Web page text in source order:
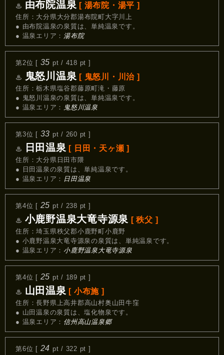
♨ 由布院温泉 [ 湯布院・湯平 ]
住所：大分県大分郡湯布院町大字川上
● 由布院温泉の泉質は、単純温泉です。
● 温泉エリア： 湯布院
第2位 [ 35 pt / 418 pt ]
♨
鬼怒川温泉 [ 鬼怒川・川治 ]
住所：栃木県塩谷郡藤原町滝・藤原
● 鬼怒川温泉の泉質は、単純温泉です。
● 温泉エリア： 鬼怒川温泉
第3位 [ 33 pt / 260 pt ]
♨
日田温泉 [ 日田・天ヶ瀬 ]
住所：大分県日田市隈
● 日田温泉の泉質は、単純温泉です。
● 温泉エリア： 日田温泉
第4位 [ 25 pt / 238 pt ]
♨ 小鹿野温泉大竜寺源泉 [ 秩父 ]
住所：埼玉県秩父郡小鹿野町小鹿野
● 小鹿野温泉大竜寺源泉の泉質は、単純温泉です。
● 温泉エリア： 小鹿野温泉大竜寺源泉
第4位 [ 25 pt / 189 pt ]
♨ 山田温泉 [ 小布施 ]
住所：長野県上高井郡高山村奥山田牛窪
● 山田温泉の泉質は、塩化物泉です。
● 温泉エリア： 信州高山温泉郷
第6位 [ 24 pt / 322 pt ]